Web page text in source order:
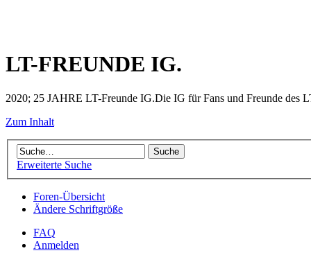
LT-FREUNDE IG.
2020; 25 JAHRE LT-Freunde IG.Die IG für Fans und Freunde des
Zum Inhalt
Erweiterte Suche
Foren-Übersicht
Ändere Schriftgröße
FAQ
Anmelden